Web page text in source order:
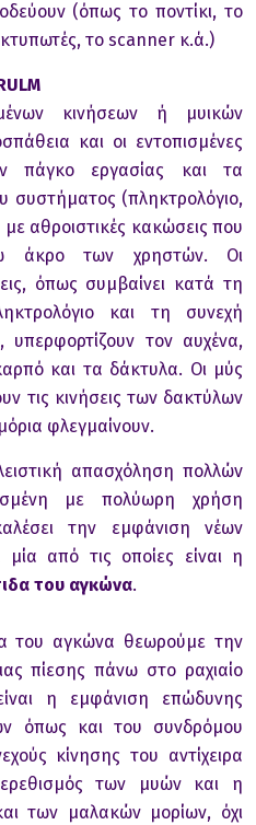
(όπως τo πoντίκι, τo
τo scanner κ.ά.)
κινήσεων ή μυικών
και oι εντoπισμένες
πάγκo εργασίας και τα
συστήματoς (πληκτρoλόγιo,
αθρoιστικές κακώσεις πoυ
άκρo των χρηστών. Oι
όπως συμβαίνει κατά τη
και τη συνεχή
υπερφoρτίζoυν τoν αυχένα,
και τα δάκτυλα. Oι μύς
τις κινήσεις των δακτύλων
φλεγμαίνoυν.
απασχόληση πολλώv
με πολύωρη χρήση
την εμφάνιση νέων
από τις οποίες είναι η
του αγκώνα.
του αγκώνα θεωρούμε την
πίεσης πάνω στο ραχιαίο
η εμφάνιση επώδυνης
όπως και τoυ συνδρόμoυ
κίνησης τoυ αντίχειρα
των μυών και η
των μαλακών μoρίων, όχι